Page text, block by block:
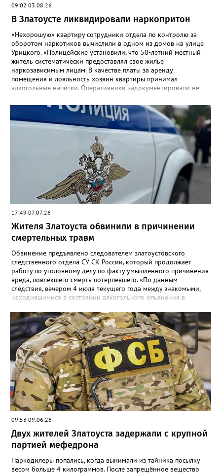
09:02 03.08.26
В Златоусте ликвидировали наркопритон
«Нехорошую» квартиру сотрудники отдела по контролю за
оборотом наркотиков вычислили в одном из домов на улице
Урицкого. «Полицейские установили, что 50-летний местный
житель систематически предоставлял свое жилье
наркозависимым лицам. В качестве платы за аренду
помещения и лояльность хозяин квартиры принимал
алкогольные напитки. Оперативники задокументировали не
в златоустовском ОМВД. Хозяина притона задержали, он стал
фигурантом уголовного дела.
17:49 07.07.26
Жителя Златоуста обвинили в причинении
смертельных травм
Обвинение предъявлено следователем златоустовского
следственного отдела СУ СК России, который продолжает
работу по уголовному делу по факту умышленного причинения
вреда, повлекшего смерть потерпевшего. «По данным
следствия, вечером 4 июля текущего года между знакомыми,
находившимися в состоянии алкогольного опьянения в
произошёл конфликт, в ходе которого обвиняемый нанёс не
менее двух ударов ножом в область бедра 35-летнего
потерпевшего. Смерть мужчины наступила от полученных
телесных повреждений на месте происшествия», - сообщили в
СК. Агрессора при попытке скрыться задержали сотрудники
отдельной роты патрульно-постовой службы. Сейчас назначен
комплекс судебных экспертиз, следствие планирует просить
суд заключить фигуранта уголовного дела под стражу.
09:53 09.06.26
Двух жителей Златоуста задержали с крупной
партией мефедрона
Наркодилеры попались, когда вынимали из тайника посылку
весом больше 4 килограммов. После запрещённое вещество